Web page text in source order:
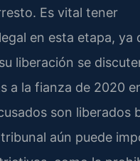
Es vital tener
en esta etapa, ya
liberación se
a la fianza de 2020
son liberados
aún puede